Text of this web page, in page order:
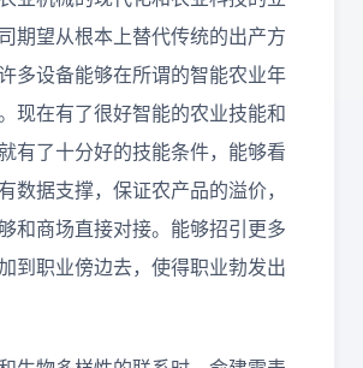
期望从根本上替代传统的出产方
多设备能够在所谓的智能农业年
现在有了很好智能的农业技能和
有了十分好的技能条件，能够看
数据支撑，保证农产品的溢价，
和商场直接对接。能够招引更多
到职业傍边去，使得职业勃发出